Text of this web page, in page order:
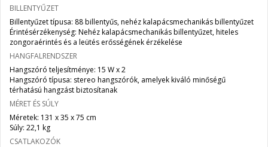
BILLENTYŰZET
Billentyűzet típusa: 88 billentyűs, nehéz kalapácsmechanikás billentyűzet
Érintésérzékenység: Nehéz kalapácsmechanikás billentyűzet, hiteles
zongoraérintés és a leütés erősségének érzékelése
HANGFALRENDSZER
Hangszóró teljesítménye: 15 W x 2
Hangszóró típusa: stereo hangszórók, amelyek kiváló minőségű
térhatású hangzást biztosítanak
MÉRET ÉS SÚLY
Méretek: 131 x 35 x 75 cm
Súly: 22,1 kg
CSATLAKOZÓK